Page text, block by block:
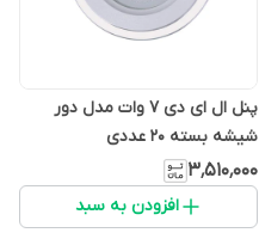
پنل ال ای دی 7 وات مدل دور
شیشه بسته 20 عددی
۳٬۵۱۰٬۰۰۰
افزودن به سبد